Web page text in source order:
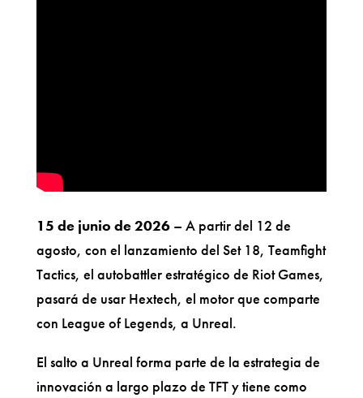
15 de junio de 2026– A partir del 12 de
agosto, con el lanzamiento del Set 18, Teamfight
Tactics, el autobattler estratégico de Riot Games,
pasará de usar Hextech, el motor que comparte
con League of Legends, a Unreal.
El salto a Unreal forma parte de la estrategia de
innovación a largo plazo de TFT y tiene como